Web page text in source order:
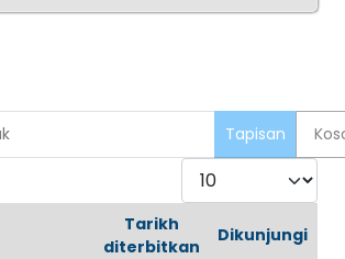
Tapisan
Paparkan
Tarikh
diterbitkan
Dikunjungi